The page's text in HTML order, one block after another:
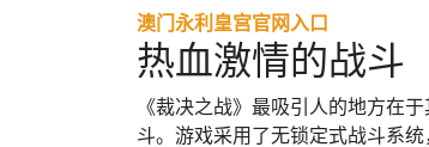
澳门永利皇宫官网入口
热血激情的战斗
《裁决之战》最吸引人的地方在
斗。游戏采用了无锁定式战斗系